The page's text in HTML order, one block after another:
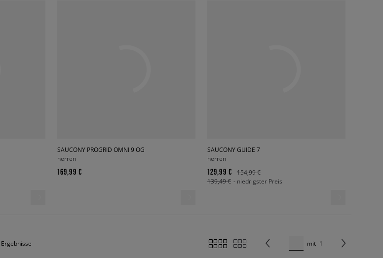
SAUCONY PROGRID OMNI 9 OG
herren
169,99 €
SAUCONY GUIDE 7
herren
129,99 €
154,99 €
139,49 € - niedrigster Preis
Ergebnisse mit 1